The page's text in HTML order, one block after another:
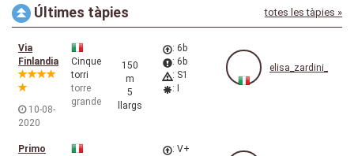
Últimes tàpies totes les tàpies »
Via
Finlandia
10-08-
2020
Cinque
torri
torre
grande
150
m
5
llargs
: 6b
: 6b
: S1
: I
elisa_zardini_
Primo
: V+